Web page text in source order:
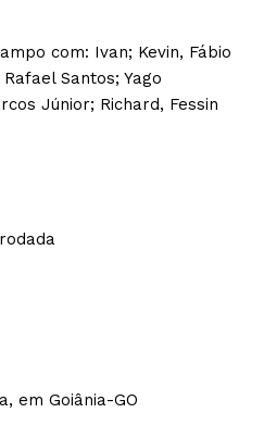
com: Ivan; Kevin, Fábio
Santos; Yago
Júnior; Richard, Fessin
em Goiânia-GO